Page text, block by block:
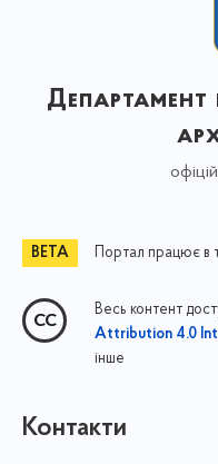
Департамент
Портал працює в
Весь контент
Attribution 4.0
інше
Контакти